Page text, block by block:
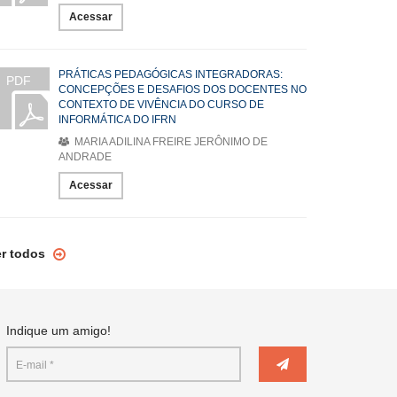
Acessar
PDF
PRÁTICAS PEDAGÓGICAS INTEGRADORAS:
CONCEPÇÕES E DESAFIOS DOS DOCENTES NO
CONTEXTO DE VIVÊNCIA DO CURSO DE
INFORMÁTICA DO IFRN
MARIA ADILINA FREIRE JERÔNIMO DE
ANDRADE
Acessar
todos
Indique um amigo!